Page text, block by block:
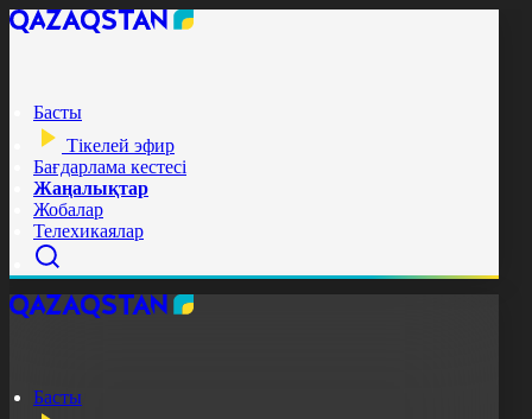
Басты
Тікелей эфир
Бағдарлама кестесі
Жаңалықтар
Жобалар
Телехикаялар
Басты